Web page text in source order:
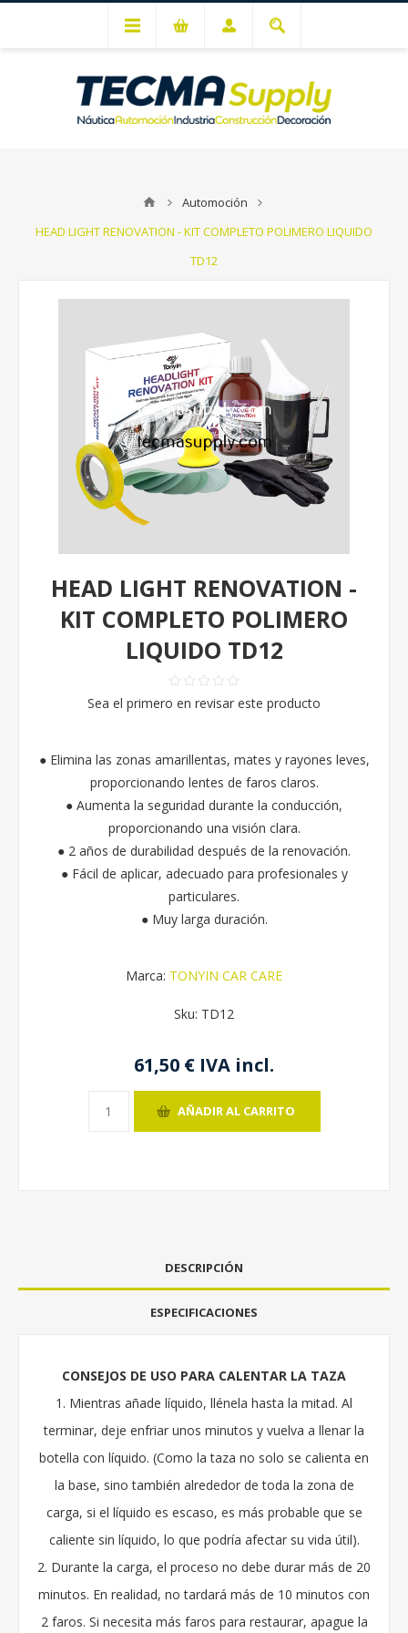
Automoción
HEAD LIGHT RENOVATION - KIT COMPLETO POLIMERO LIQUIDO
TD12
HEAD LIGHT RENOVATION -
KIT COMPLETO POLIMERO
LIQUIDO TD12
Sea el primero en revisar este producto
● Elimina las zonas amarillentas, mates y rayones leves,
proporcionando lentes de faros claros.
● Aumenta la seguridad durante la conducción,
proporcionando una visión clara.
● 2 años de durabilidad después de la renovación.
● Fácil de aplicar, adecuado para profesionales y
particulares.
● Muy larga duración.
Marca: TONYIN CAR CARE
Sku: TD12
61,50 € IVA incl.
AÑADIR AL CARRITO
DESCRIPCIÓN
ESPECIFICACIONES
CONSEJOS DE USO PARA CALENTAR LA TAZA
1. Mientras añade líquido, llénela hasta la mitad. Al
terminar, deje enfriar unos minutos y vuelva a llenar la
botella con líquido. (Como la taza no solo se calienta en
la base, sino también alrededor de toda la zona de
carga, si el líquido es escaso, es más probable que se
caliente sin líquido, lo que podría afectar su vida útil).
2. Durante la carga, el proceso no debe durar más de 20
minutos. En realidad, no tardará más de 10 minutos con
2 faros. Si necesita más faros para restaurar, apague la